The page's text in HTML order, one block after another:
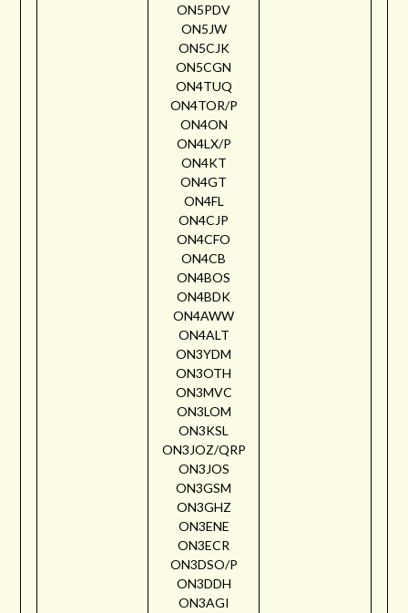
ON5PDV
ON5JW
ON5CJK
ON5CGN
ON4TUQ
ON4TOR/P
ON4ON
ON4LX/P
ON4KT
ON4GT
ON4FL
ON4CJP
ON4CFO
ON4CB
ON4BOS
ON4BDK
ON4AWW
ON4ALT
ON3YDM
ON3OTH
ON3MVC
ON3LOM
ON3KSL
ON3JOZ/QRP
ON3JOS
ON3GSM
ON3GHZ
ON3ENE
ON3ECR
ON3DSO/P
ON3DDH
ON3AGI